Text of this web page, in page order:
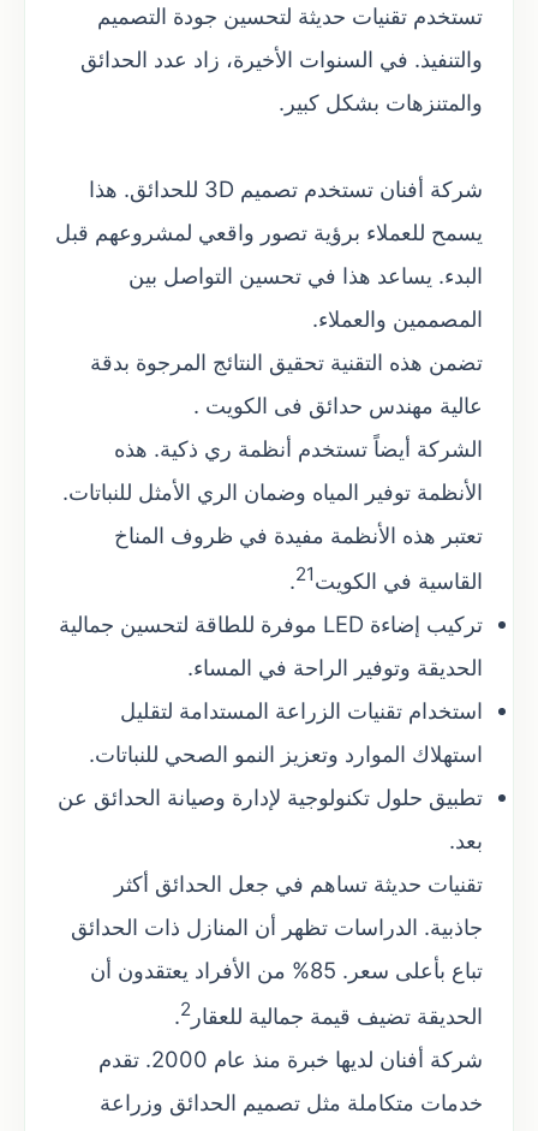
تستخدم تقنيات حديثة لتحسين جودة التصميم
والتنفيذ. في السنوات الأخيرة، زاد عدد الحدائق
والمتنزهات بشكل كبير.
شركة أفنان تستخدم تصميم 3D للحدائق. هذا
يسمح للعملاء برؤية تصور واقعي لمشروعهم قبل
البدء. يساعد هذا في تحسين التواصل بين
المصممين والعملاء.
تضمن هذه التقنية تحقيق النتائج المرجوة بدقة
عالية مهندس حدائق فى الكويت .
الشركة أيضاً تستخدم أنظمة ري ذكية. هذه
الأنظمة توفير المياه وضمان الري الأمثل للنباتات.
تعتبر هذه الأنظمة مفيدة في ظروف المناخ
القاسية في الكويت21
.
تركيب إضاءة LED موفرة للطاقة لتحسين جمالية
الحديقة وتوفير الراحة في المساء.
استخدام تقنيات الزراعة المستدامة لتقليل
استهلاك الموارد وتعزيز النمو الصحي للنباتات.
تطبيق حلول تكنولوجية لإدارة وصيانة الحدائق عن
بعد.
تقنيات حديثة تساهم في جعل الحدائق أكثر
جاذبية. الدراسات تظهر أن المنازل ذات الحدائق
تباع بأعلى سعر. 85% من الأفراد يعتقدون أن
الحديقة تضيف قيمة جمالية للعقار 2
.
شركة أفنان لديها خبرة منذ عام 2000. تقدم
خدمات متكاملة مثل تصميم الحدائق وزراعة